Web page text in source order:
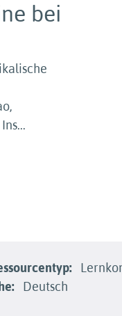
bei
...
Deutsch